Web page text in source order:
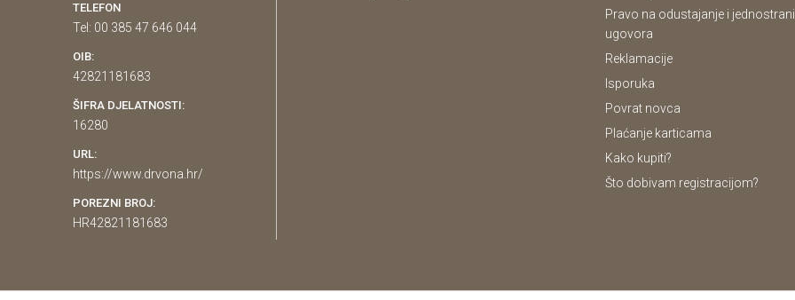
TELEFON
Tel: 00 385 47 646 044
OIB:
42821181683
ŠIFRA DJELATNOSTI:
16280
URL:
https://www.drvona.hr/
POREZNI BROJ:
HR42821181683
Pravo na odustajanje i
ugovora
Reklamacije
Isporuka
Povrat novca
Plaćanje karticama
Kako kupiti?
Što dobivam registracijom?